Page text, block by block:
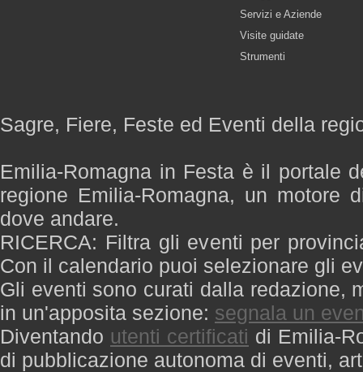
Servizi e Aziende
Visite guidate
Strumenti
Sagre, Fiere, Feste ed Eventi della
Emilia-Romagna in Festa è il portale
regione Emilia-Romagna, un motore
dove andare.
RICERCA: Filtra gli eventi per
Con il calendario puoi selezionare gli
Gli eventi sono curati dalla redazione,
in un'apposita sezione: segnala un
Diventando utenti certificati di Emilia-
di pubblicazione autonoma di eventi,